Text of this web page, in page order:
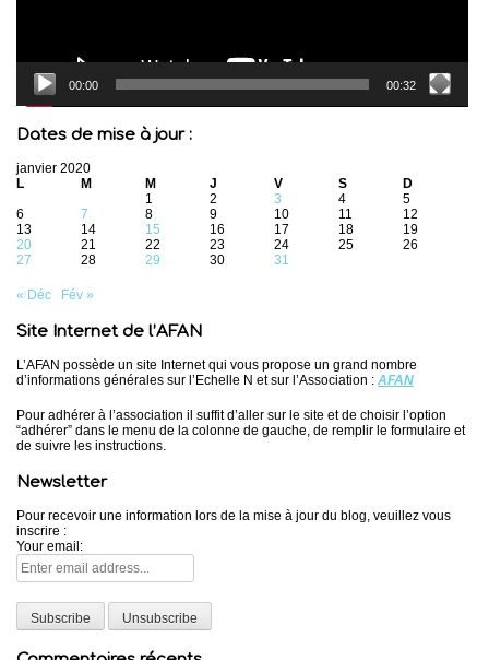
00:00 00:32
Dates de mise à jour :
janvier 2020
L
M M J V S
D
1
2 3 4
5
6
7 8 9 10 11
12
13
14 15 16 17 18
19
20
21 22 23 24 25
26
27
28 29 30 31
« Déc Fév »
Site Internet de l’AFAN
L’AFAN possède un site Internet qui vous propose un grand nombre
d’informations générales sur l’Echelle N et sur l’Association : AFAN
Pour adhérer à l’association il suffit d’aller sur le site et de choisir l’option
“adhérer” dans le menu de la colonne de gauche, de remplir le formulaire et
de suivre les instructions.
Newsletter
Pour recevoir une information lors de la mise à jour du blog, veuillez vous
inscrire :
Your email: